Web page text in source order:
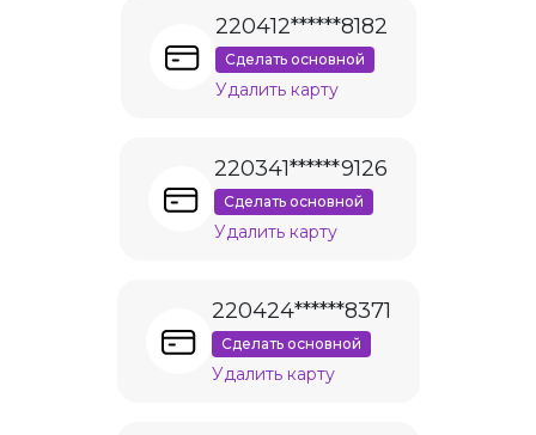
220412******8182
Сделать основной
Удалить карту
220341******9126
Сделать основной
Удалить карту
220424******8371
Сделать основной
Удалить карту